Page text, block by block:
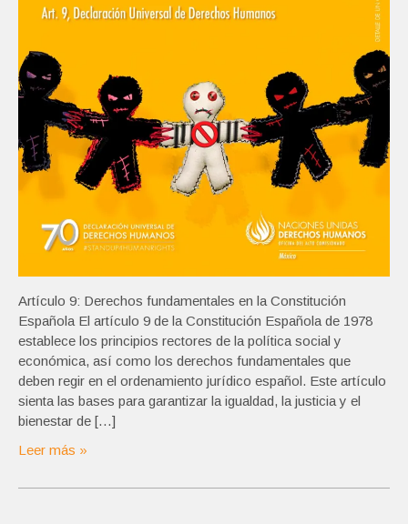
Artículo 9: Derechos fundamentales en la Constitución
Española El artículo 9 de la Constitución Española de 1978
establece los principios rectores de la política social y
económica, así como los derechos fundamentales que
deben regir en el ordenamiento jurídico español. Este artículo
sienta las bases para garantizar la igualdad, la justicia y el
bienestar de […]
Leer más »